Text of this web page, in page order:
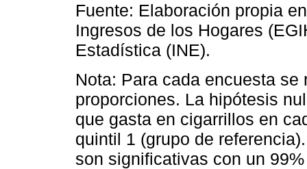
Fuente: Elaboración propia
Ingresos de los Hogares
Estadística (INE).
Nota: Para cada encuesta
proporciones. La hipótesis
que gasta en cigarrillos en
quintil 1 (grupo de
son significativas con un